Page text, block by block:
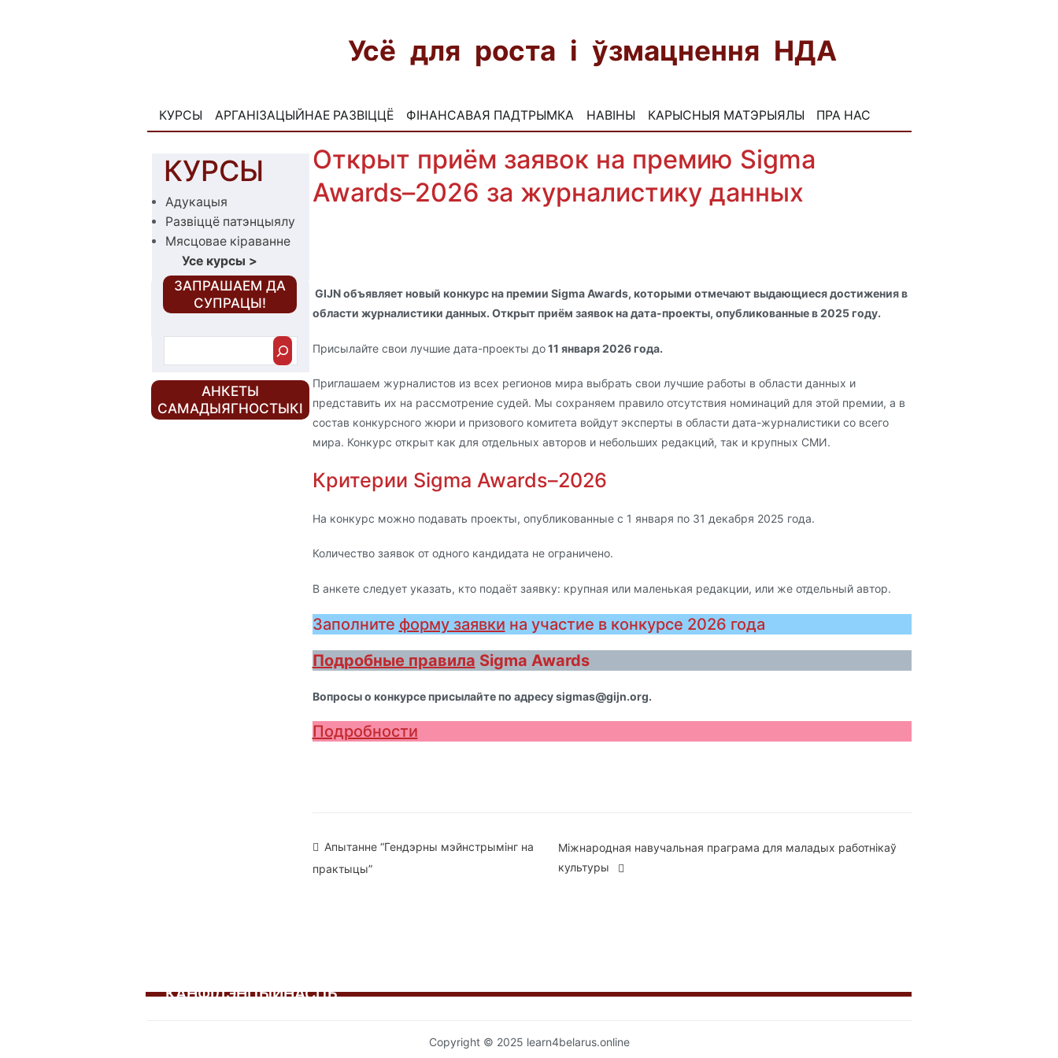
Усё для роста і ўзмацнення НДА
КУРСЫ АРГАНІЗАЦЫЙНАЕ РАЗВІЦЦЁ ФІНАНСАВАЯ ПАДТРЫМКА НАВІНЫ КАРЫСНЫЯ МАТЭРЫЯЛЫ ПРА НАС
FB
КУРСЫ
Адукацыя
Развіццё патэнцыялу
Мясцовае кіраванне
Усе курсы >
‎ЗАПРАШАЕМ ДА
СУПРАЦЫ!
АНКЕТЫ
САМАДЫЯГНОСТЫКІ
Открыт приём заявок на премию Sigma
Awards–2026 за журналистику данных
GIJN объявляет новый конкурс на премии Sigma Awards, которыми отмечают выдающиеся достижения в
области журналистики данных. Открыт приём заявок на дата-проекты, опубликованные в 2025 году.
Присылайте свои лучшие дата-проекты до11 января 2026 года.
Приглашаем журналистов из всех регионов мира выбрать свои лучшие работы в области данных и
представить их на рассмотрение судей. Мы сохраняем правило отсутствия номинаций для этой премии, а в
состав конкурсного жюри и призового комитета войдут эксперты в области дата-журналистики со всего
мира. Конкурс открыт как для отдельных авторов и небольших редакций, так и крупных СМИ.
Критерии Sigma Awards–2026
На конкурс можно подавать проекты, опубликованные с 1 января по 31 декабря 2025 года.
Количество заявок от одного кандидата не ограничено.
В анкете следует указать, кто подаёт заявку: крупная или маленькая редакции, или же отдельный автор.
Заполните форму заявки на участие в конкурсе 2026 года
Подробные правила Sigma Awards
Вопросы о конкурсе присылайте по адресу sigmas@gijn.org.
Подробности
Навігацыя
па
Апытанне “Гендэрны мэйнстрымінг на
практыцы”
Міжнародная навучальная праграма для маладых работнікаў
культуры
КАНФІДЭНЦЫЙНАСЦЬ
Copyright © 2025 learn4belarus.online